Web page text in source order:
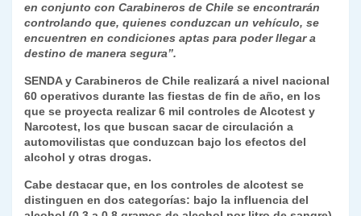
en conjunto con Carabineros de Chile se encontrarán
controlando que, quienes conduzcan un vehículo, se
encuentren en condiciones aptas para poder llegar a
destino de manera segura”.
SENDA y Carabineros de Chile realizará a nivel nacional
60 operativos durante las fiestas de fin de año, en los
que se proyecta realizar 6 mil controles de Alcotest y
Narcotest, los que buscan sacar de circulación a
automovilistas que conduzcan bajo los efectos del
alcohol y otras drogas.
Cabe destacar que, en los controles de alcotest se
distinguen en dos categorías: bajo la influencia del